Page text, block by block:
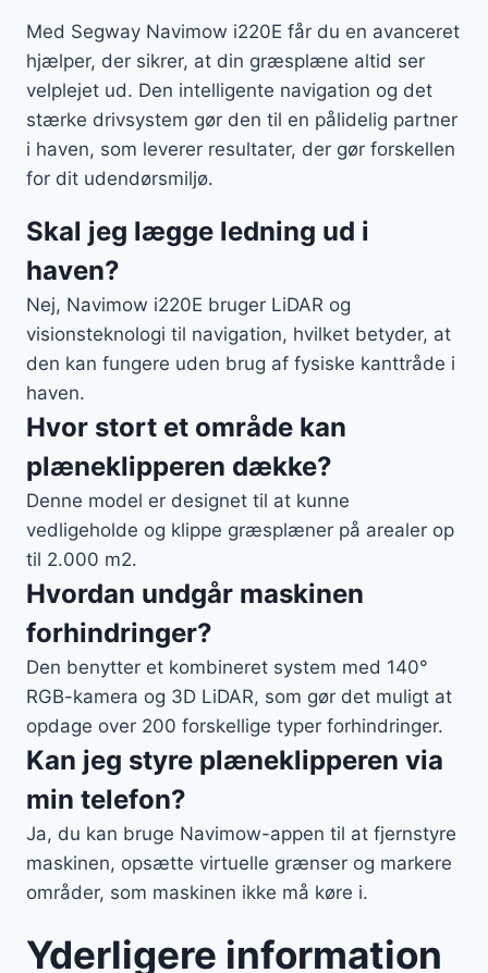
Med Segway Navimow i220E får du en avanceret
hjælper, der sikrer, at din græsplæne altid ser
velplejet ud. Den intelligente navigation og det
stærke drivsystem gør den til en pålidelig partner
i haven, som leverer resultater, der gør forskellen
for dit udendørsmiljø.
Skal jeg lægge ledning ud i
haven?
Nej, Navimow i220E bruger LiDAR og
visionsteknologi til navigation, hvilket betyder, at
den kan fungere uden brug af fysiske kanttråde i
haven.
Hvor stort et område kan
plæneklipperen dække?
Denne model er designet til at kunne
vedligeholde og klippe græsplæner på arealer op
til 2.000 m2.
Hvordan undgår maskinen
forhindringer?
Den benytter et kombineret system med 140°
RGB-kamera og 3D LiDAR, som gør det muligt at
opdage over 200 forskellige typer forhindringer.
Kan jeg styre plæneklipperen via
min telefon?
Ja, du kan bruge Navimow-appen til at fjernstyre
maskinen, opsætte virtuelle grænser og markere
områder, som maskinen ikke må køre i.
Yderligere information